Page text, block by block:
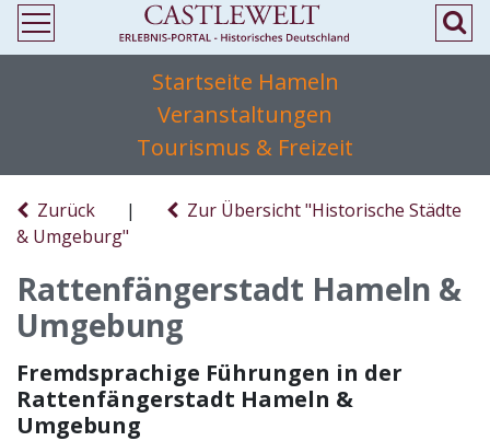
Startseite Hameln
Veranstaltungen
Tourismus & Freizeit
Zurück |
Zur Übersicht "Historische Städte
& Umgeburg"
Rattenfängerstadt Hameln &
Umgebung
Fremdsprachige Führungen in der
Rattenfängerstadt Hameln &
Umgebung